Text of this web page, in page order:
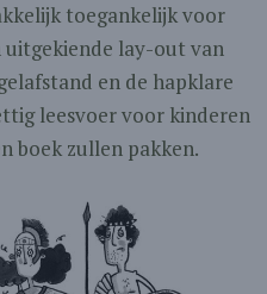
toegankelijk voor
uitgekiende lay-out van
en de hapklare
leesvoer voor kinderen
boek zullen pakken.